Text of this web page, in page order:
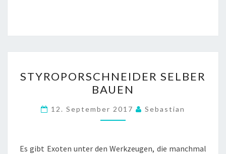
SELBER
BAUEN
STYROPORSCHNEIDER SELBER
BAUEN
12. September 2017 Sebastian
Es gibt Exoten unter den Werkzeugen, die manchmal